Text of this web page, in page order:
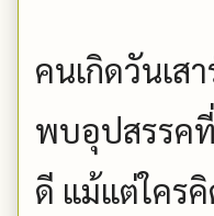
คนเกิดวันเส
พบอุปสรรค
ดี แม้แต่ใคร